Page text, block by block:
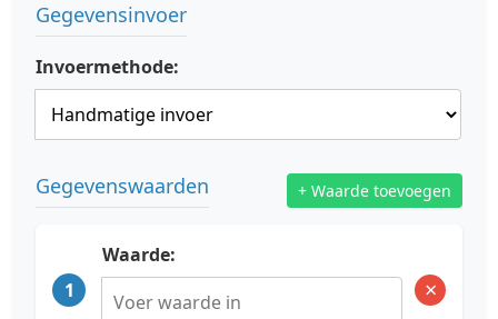
Gegevensinvoer
Invoermethode:
Gegevenswaarden + Waarde toevoegen
1
Waarde:
×